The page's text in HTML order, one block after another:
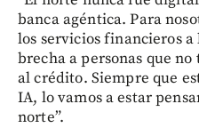
banca agéntica. Para
los servicios financieros
brecha a personas que
al crédito. Siempre que
IA, lo vamos a estar
norte”.